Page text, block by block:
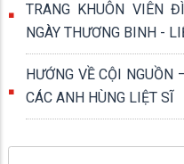
TRANG KHUÔN VIÊN
NGÀY THƯƠNG BINH -
HƯỚNG VỀ CỘI NGUỒN
CÁC ANH HÙNG LIỆT SĨ